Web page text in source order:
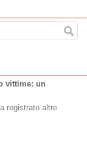
vittime: un
registrato altre